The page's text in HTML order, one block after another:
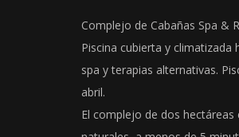
Complejo de Cabañas Spa &
Piscina cubierta y climatizada
spa y terapias alternativas.
abril.
El complejo de dos